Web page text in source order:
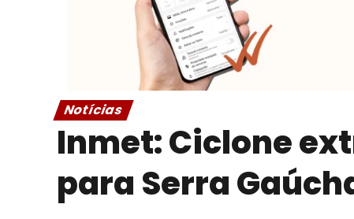
Notícias
Inmet: Ciclone
para Serra